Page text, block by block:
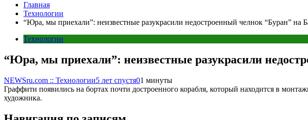
Главная
Технологии
“Юра, мы приехали”: неизвестные разукрасили недостроенный челнок “Буран” на
Технологии
“Юра, мы приехали”: неизвестные разукрасили
NEWSru.com :: Технологии5 лет спустя01 минуты
Граффити появились на бортах почти достроенного корабля, который находится в
художника.